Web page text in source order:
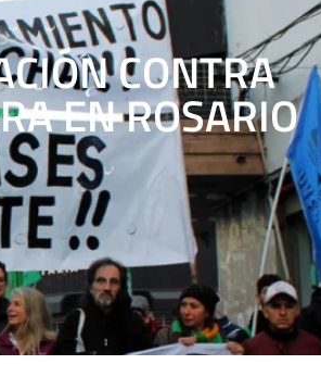
CONTRA
EN ROSARIO